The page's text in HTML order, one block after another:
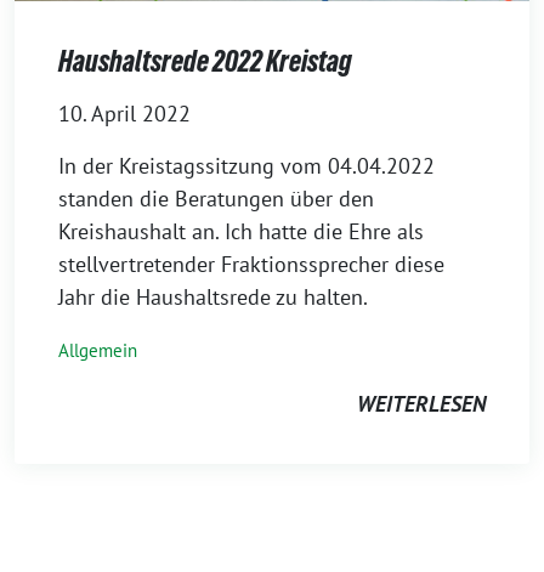
Haushaltsrede 2022 Kreistag
10. April 2022
In der Kreistagssitzung vom 04.04.2022
standen die Beratungen über den
Kreishaushalt an. Ich hatte die Ehre als
stellvertretender Fraktionssprecher diese
Jahr die Haushaltsrede zu halten.
Allgemein
WEITERLESEN